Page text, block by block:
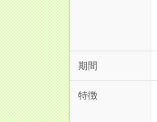
期間
特徴